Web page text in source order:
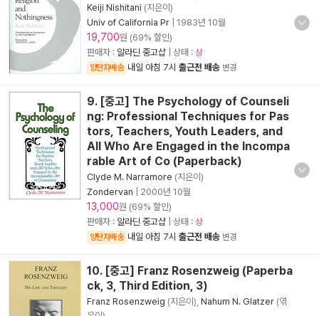
Keiji Nishitani (지은이)
Univ of California Pr
1983년 10월
19,700원 (69% 할인)
판매자 : 알라딘 중고샵 | 상태 : 상
양탄자배송 내일 아침 7시 출근전 배송 변경
9. [중고] The Psychology of Counseli
ng: Professional Techniques for Pas
tors, Teachers, Youth Leaders, and
All Who Are Engaged in the Incompa
rable Art of Co (Paperback)
Clyde M. Narramore (지은이)
Zondervan
2000년 10월
13,000원 (69% 할인)
판매자 : 알라딘 중고샵 | 상태 : 상
양탄자배송 내일 아침 7시 출근전 배송 변경
10. [중고] Franz Rosenzweig (Paperba
ck, 3, Third Edition, 3)
Franz Rosenzweig (지은이), Nahum N. Glatzer (엮